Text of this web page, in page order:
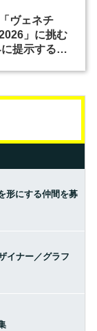
ヴェネチ
」に挑む
提示する美
形にする仲間を募
イナー／グラフ